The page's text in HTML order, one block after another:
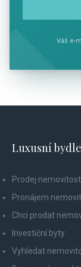
Váš e-
Luxusní
Prodej
Pronájem
Chci prodat
Investiční byty
Vyhledat